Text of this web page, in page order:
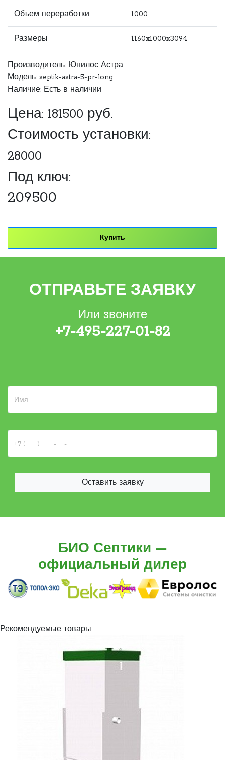
Объем переработки 1000
Размеры 1160x1000x3094
Производитель: Юнилос Астра
Модель: septik-astra-5-pr-long
Наличие: Есть в наличии
Цена: 181500 руб.
Стоимость установки:
28000
Под ключ:
209500
Купить
ОТПРАВЬТЕ ЗАЯВКУ
Или звоните
+7-495-227-01-82
Оставить заявку
БИО Септики —
официальный дилер
Рекомендуемые товары